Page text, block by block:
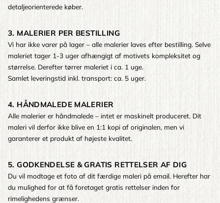
detaljeorienterede køber.
3. MALERIER PER BESTILLING
Vi har ikke varer på lager – alle malerier laves efter bestilling. Selve
maleriet tager 1-3 uger afhængigt af motivets kompleksitet og
størrelse. Derefter tørrer maleriet i ca. 1 uge.
Samlet leveringstid inkl. transport: ca. 5 uger.
4. HÅNDMALEDE MALERIER
Alle malerier er håndmalede – intet er maskinelt produceret. Dit
maleri vil derfor ikke blive en 1:1 kopi af originalen, men vi
garanterer et produkt af højeste kvalitet.
5. GODKENDELSE & GRATIS RETTELSER AF DIG
Du vil modtage et foto af dit færdige maleri på email. Herefter har
du mulighed for at få foretaget gratis rettelser inden for
rimelighedens grænser.